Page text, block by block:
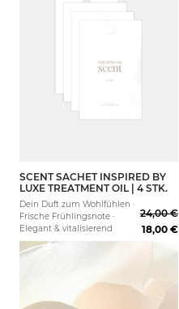
SCENT SACHET INSPIRED BY
LUXE TREATMENT OIL | 4 STK.
Dein Duft zum Wohlfühlen ·
Frische Frühlingsnote ·
Elegant & vitalisierend
24,00 €
18,00 €